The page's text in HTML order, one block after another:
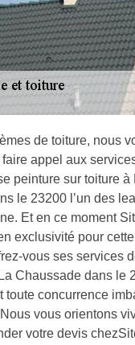
de toiture, nous
faire appel aux
peinture sur toiture à
le 23200 l’un des
Et en ce moment
exclusivité pour
vous ses services
Chaussade dans le
toute concurrence
vous orientons
votre devis